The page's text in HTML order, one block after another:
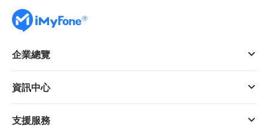
企業總覽
資訊中心
支援服務